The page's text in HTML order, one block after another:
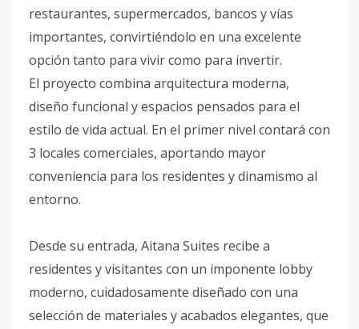
restaurantes, supermercados, bancos y vías
importantes, convirtiéndolo en una excelente
opción tanto para vivir como para invertir.
El proyecto combina arquitectura moderna,
diseño funcional y espacios pensados para el
estilo de vida actual. En el primer nivel contará con
3 locales comerciales, aportando mayor
conveniencia para los residentes y dinamismo al
entorno.
Desde su entrada, Aitana Suites recibe a
residentes y visitantes con un imponente lobby
moderno, cuidadosamente diseñado con una
selección de materiales y acabados elegantes, que